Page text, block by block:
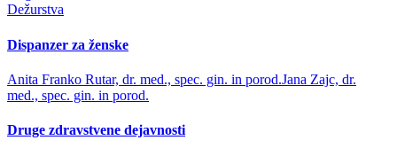
Dežurstva
Dispanzer za ženske
Anita Franko Rutar, dr. med., spec. gin. in porod.Jana Zajc, dr.
med., spec. gin. in porod.
Druge zdravstvene dejavnosti